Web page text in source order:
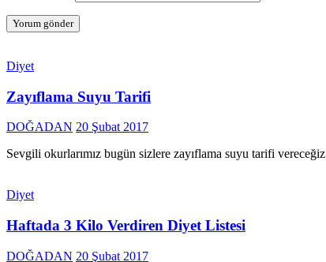
Diyet
Zayıflama Suyu Tarifi
DOĞADAN 20 Şubat 2017
Sevgili okurlarımız bugün sizlere zayıflama suyu tarifi
Diyet
Haftada 3 Kilo Verdiren Diyet Listesi
DOĞADAN 20 Şubat 2017